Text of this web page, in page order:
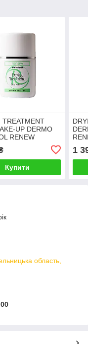
TREATMENT
UP DERMO
RENEW
з тональним
30 мл
Купити
мл
1
область,